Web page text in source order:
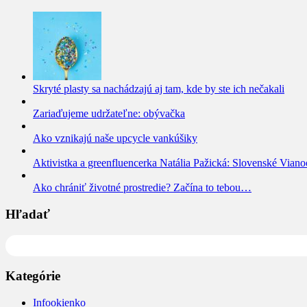
Skryté plasty sa nachádzajú aj tam, kde by ste ich nečakali
Zariaďujeme udržateľne: obývačka
Ako vznikajú naše upcycle vankúšiky
Aktivistka a greenfluencerka Natália Pažická: Slovenské
Ako chrániť životné prostredie? Začína to tebou…
Hľadať
Kategórie
Infookienko